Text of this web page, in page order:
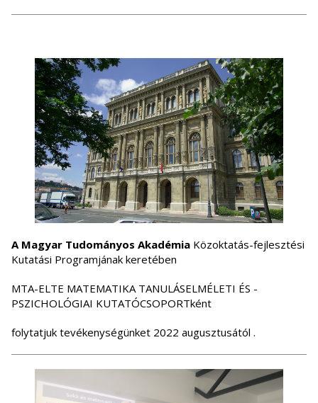
A Magyar Tudományos Akadémia Közoktatás-fejlesztési
Kutatási Programjának keretében
MTA-ELTE MATEMATIKA TANULÁSELMÉLETI ÉS -
PSZICHOLÓGIAI KUTATÓCSOPORTként
folytatjuk tevékenységünket 2022 augusztusától .